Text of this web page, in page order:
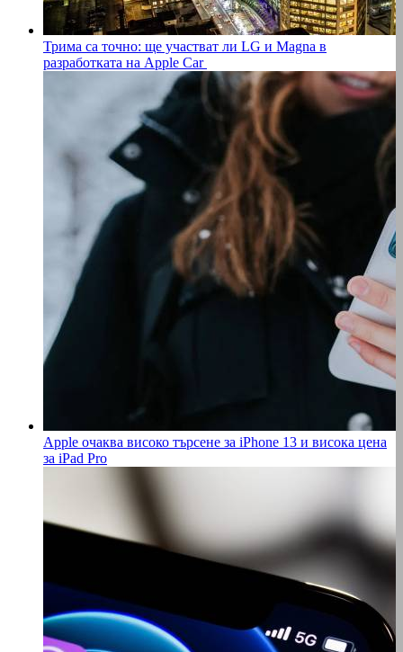
Трима са точно: ще участват ли LG и Magna в
разработката на Apple Car
Apple очаква високо търсене за iPhone 13 и висока цена
за iPad Pro